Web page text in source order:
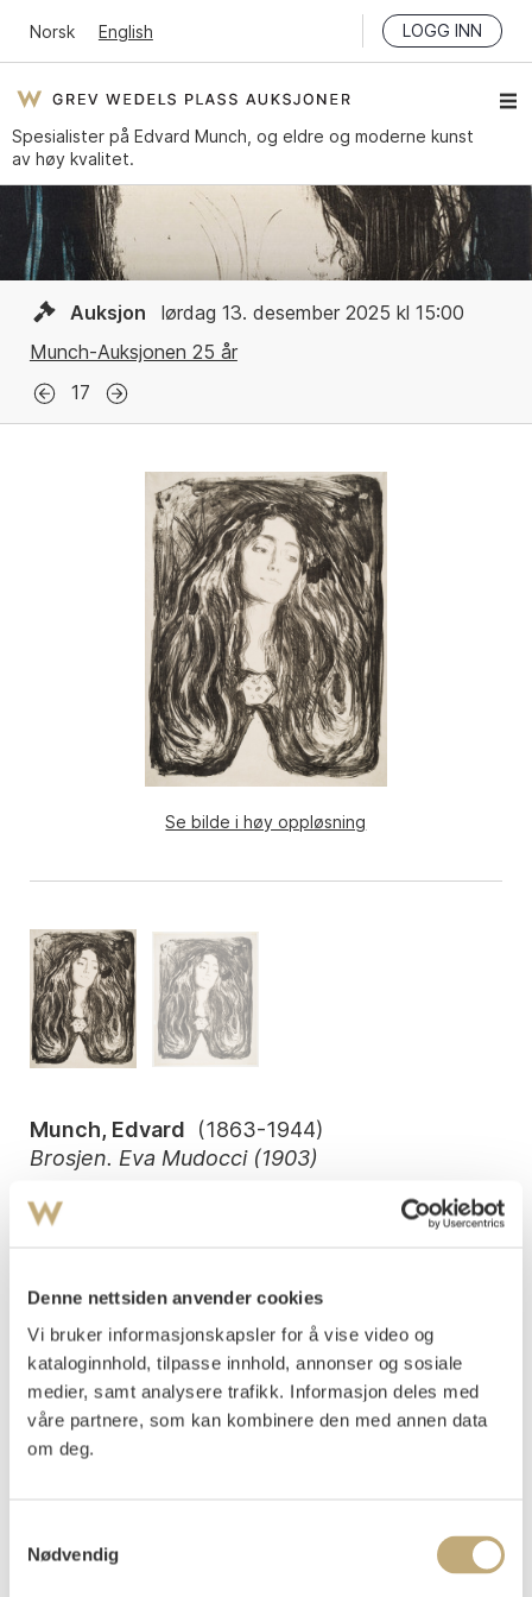
Denne nettsiden anvender cookies
Vi bruker informasjonskapsler for å vise video og
kataloginnhold, tilpasse innhold, annonser og sosiale
medier, samt analysere trafikk. Informasjon deles med
våre partnere, som kan kombinere den med annen data
om deg.
Nødvendig
Norsk English LOGG INN
Spesialister på Edvard Munch, og eldre og moderne kunst
av høy kvalitet.
Auksjon
lørdag 13. desember 2025 kl 15:00
Munch-Auksjonen 25 år
17
Se bilde i høy oppløsning
Munch, Edvard (1863-1944)
Brosjen. Eva Mudocci (1903)
Litografi trykket i svart på tynt japanpapir
Arket: 646x504 mm, Motivet: 602x460 mm
Woll 244 I 1)
Vurdering
NOK 1 500 000–2 000 000
USD 146 500–195 400
EUR 127 200–169 600